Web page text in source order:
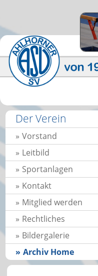
Der Verein
Vorstand
Leitbild
Sportanlagen
Kontakt
Mitglied werden
Rechtliches
Bildergalerie
Archiv Home